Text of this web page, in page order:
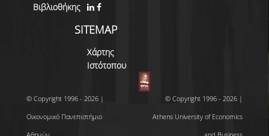
Βιβλιοθήκης
SITEMAP
Χάρτης
Ιστότοπου
© Copyright 1996 - 2026 |
Οικονομικό Πανεπιστήμιο
© Copyright 1996 - 2026 |
Athens University of Economics